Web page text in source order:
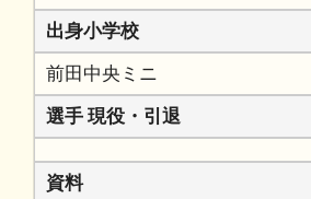
出身小学校
前田中央ミニ
選手 現役・引退
資料